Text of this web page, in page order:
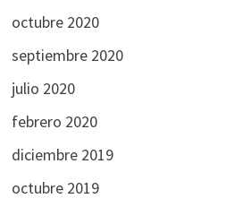
octubre 2020
septiembre 2020
julio 2020
febrero 2020
diciembre 2019
octubre 2019